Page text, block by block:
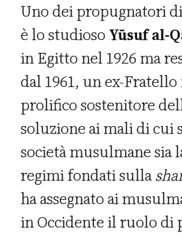
Uno dei propugnatori
è lo studiosoYūsuf al-
in Egitto nel 1926 ma
dal 1961, un ex-
prolifico sostenitore
soluzione ai mali di cui
società musulmane sia
regimi fondati sulla
ha assegnato ai
in Occidente il ruolo di